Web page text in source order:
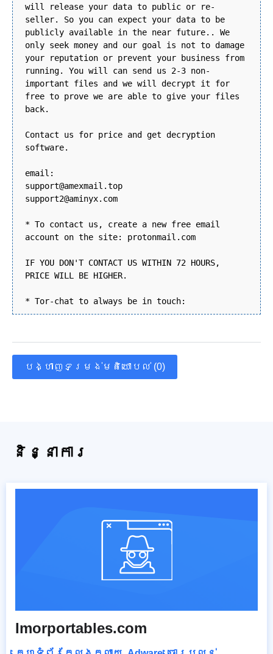
will release your data to public or re-
seller. So you can expect your data to be
publicly available in the near future.. We
only seek money and our goal is not to damage
your reputation or prevent your business from
running. You will can send us 2-3 non-
important files and we will decrypt it for
free to prove we are able to give your files
back.
Contact us for price and get decryption
software.
email:
support@amexmail.top
support2@aminyx.com
* To contact us, create a new free email
account on the site: protonmail.com
IF YOU DON'T CONTACT US WITHIN 72 HOURS,
PRICE WILL BE HIGHER.
* Tor-chat to always be in touch:
បង្ហាញទម្រង់មតិយោបល់ (0)
និន្នាការ
Imorportables.com